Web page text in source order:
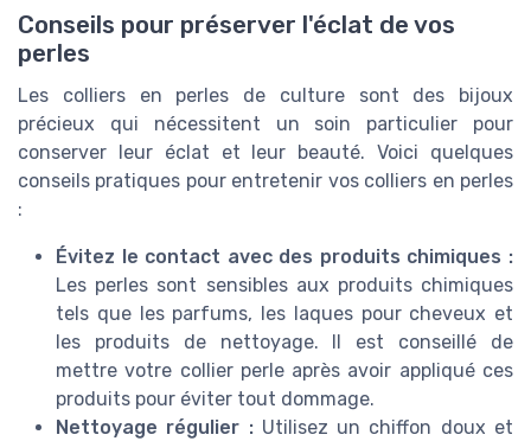
Conseils pour préserver l'éclat de vos
perles
Les colliers en perles de culture sont des bijoux
précieux qui nécessitent un soin particulier pour
conserver leur éclat et leur beauté. Voici quelques
conseils pratiques pour entretenir vos colliers en perles
:
Évitez le contact avec des produits chimiques :
Les perles sont sensibles aux produits chimiques
tels que les parfums, les laques pour cheveux et
les produits de nettoyage. Il est conseillé de
mettre votre collier perle après avoir appliqué ces
produits pour éviter tout dommage.
Nettoyage régulier :Utilisez un chiffon doux et